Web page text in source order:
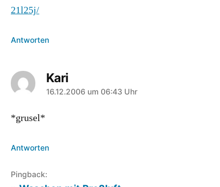
21l25j/
Antworten
Kari
sagt:
16.12.2006 um 06:43 Uhr
*grusel*
Antworten
Pingback: